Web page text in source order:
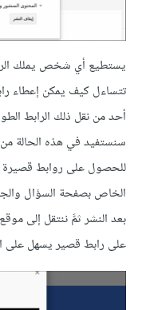
يستطيع أي شخص يملك
تتساءل كيف يمكن إعطاء
أحد من نقل ذلك الرابط
للحصول على روابط قصيرة
الخاص بصفحة السؤال
بعد النشر ثمَّ ننتقل إلى موقع
على رابط قصير يسهل على